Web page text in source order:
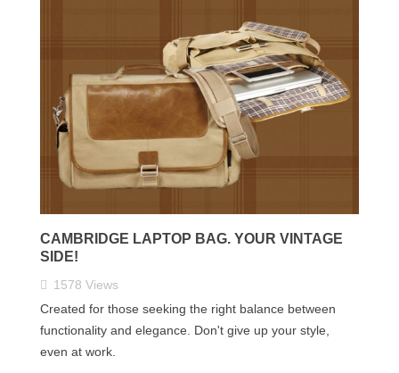
CAMBRIDGE LAPTOP BAG. YOUR VINTAGE
SIDE!
1578 Views
Created for those seeking the right balance between
functionality and elegance. Don't give up your style,
even at work.